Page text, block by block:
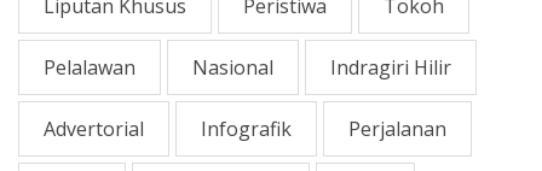
Liputan Khusus Peristiwa Tokoh
Pelalawan Nasional Indragiri Hilir
Advertorial Infografik Perjalanan